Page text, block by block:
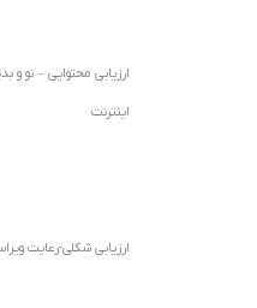
ارزیابی محتوایی – نو و
اینترنت
ارزیابی شکلی-رعایت